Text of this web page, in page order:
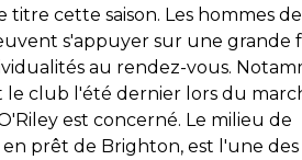
cette saison. Les hommes de
s'appuyer sur une grande
au rendez-vous.
le club l'été dernier lors du
est concerné. Le milieu de
en prêt de Brighton, est l'une des